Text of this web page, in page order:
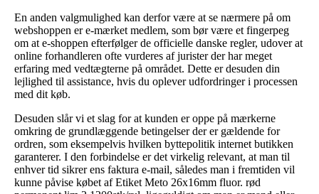
En anden valgmulighed kan derfor være at se nærmere på om
webshoppen er e-mærket medlem, som bør være et fingerpeg
om at e-shoppen efterfølger de officielle danske regler, udover at
online forhandleren ofte vurderes af jurister der har meget
erfaring med vedtægterne på området. Dette er desuden din
lejlighed til assistance, hvis du oplever udfordringer i processen
med dit køb.
Desuden slår vi et slag for at kunden er oppe på mærkerne
omkring de grundlæggende betingelser der er gældende for
ordren, som eksempelvis hvilken byttepolitik internet butikken
garanterer. I den forbindelse er det virkelig relevant, at man til
enhver tid sikrer ens faktura e-mail, således man i fremtiden vil
kunne påvise købet af Etiket Meto 26x16mm fluor. rød